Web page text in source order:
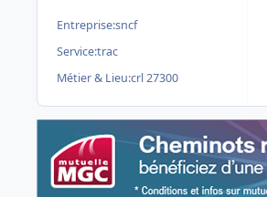
Entreprise:sncf
Service:trac
Métier & Lieu:crl 27300